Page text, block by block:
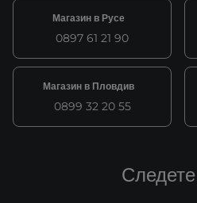
Магазин в Русе
0897 61 21 90
Магазин в Пловдив
0899 32 20 55